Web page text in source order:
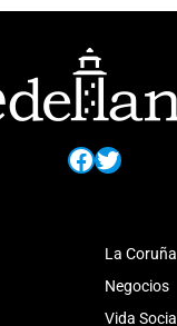
Facebook
Twitter
La Coruña
Negocios
Vida Social